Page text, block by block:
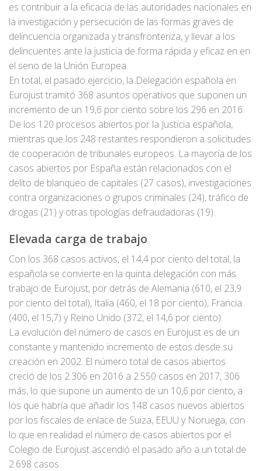
es contribuir a la eficacia de las autoridades nacionales en
la investigación y persecución de las formas graves de
delincuencia organizada y transfronteriza, y llevar a los
delincuentes ante la justicia de forma rápida y eficaz en en
el seno de la Unión Europea.
En total, el pasado ejercicio, la Delegación española en
Eurojust tramitó 368 asuntos operativos que suponen un
incremento de un 19,6 por ciento sobre los 296 en 2016.
De los 120 procesos abiertos por la Justicia española,
mientras que los 248 restantes respondieron a solicitudes
de cooperación de tribunales europeos. La mayoría de los
casos abiertos por España están relacionados con el
delito de blanqueo de capitales (27 casos), investigaciones
contra organizaciones o grupos criminales (24), tráfico de
drogas (21) y otras tipologías defraudadoras (19).
Elevada carga de trabajo
Con los 368 casos activos, el 14,4 por ciento del total, la
española se convierte en la quinta delegación con más
trabajo de Eurojust, por detrás de Alemania (610, el 23,9
por ciento del total), Italia (460, el 18 por ciento), Francia
(400, el 15,7) y Reino Unido (372, el 14,6 por ciento).
La evolución del número de casos en Eurojust es de un
constante y mantenido incremento de estos desde su
creación en 2002. El número total de casos abiertos
creció de los 2.306 en 2016 a 2.550 casos en 2017, 306
más, lo que supone un aumento de un 10,6 por ciento, a
los que habría que añadir los 148 casos nuevos abiertos
por los fiscales de enlace de Suiza, EEUU y Noruega, con
lo que en realidad el número de casos abiertos por el
Colegio de Eurojust ascendió el pasado año a un total de
2.698 casos.